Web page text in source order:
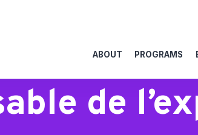
ABOUT PROGRAMS
de